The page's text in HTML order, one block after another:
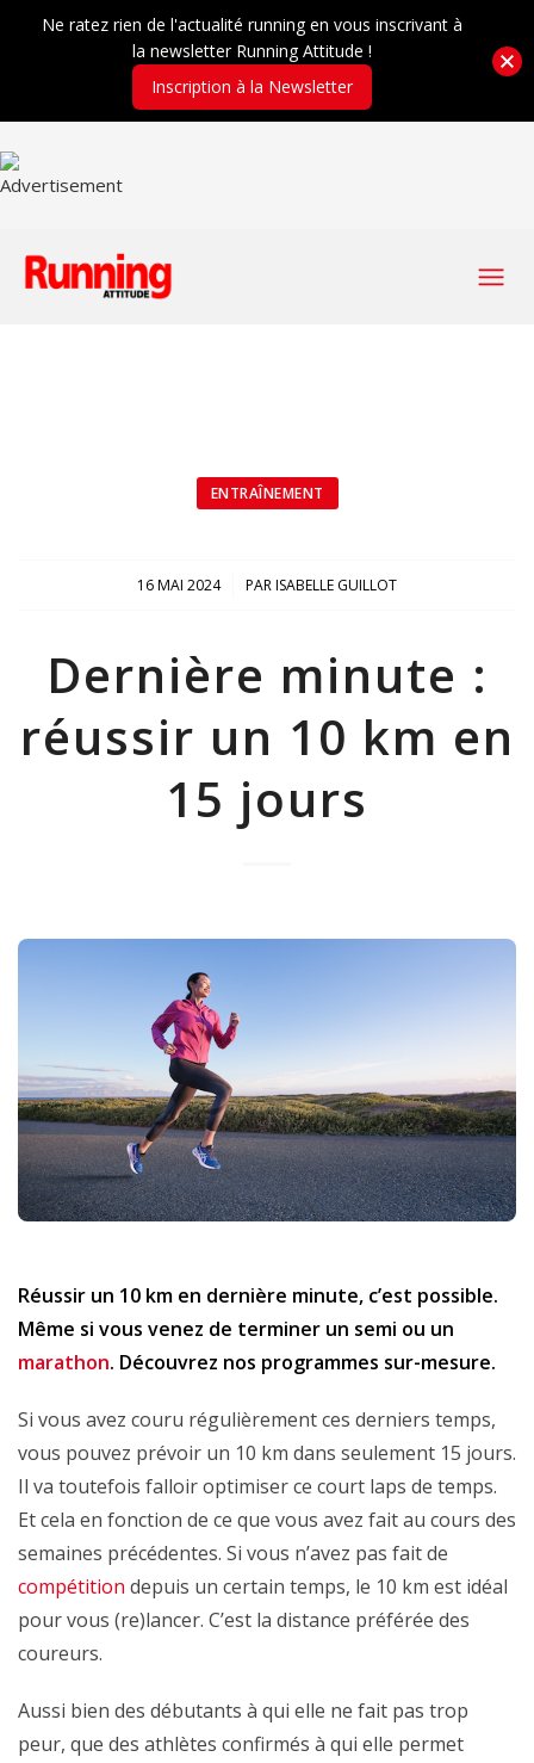
ENTRAÎNEMENT
16 MAI 2024
/ PARISABELLE GUILLOT
Dernière minute :
réussir un 10 km en
15 jours
Réussir un 10 km en dernière minute, c’est possible.
Même si vous venez de terminer un semi ou un
marathon. Découvrez nos programmes sur-mesure.
Si vous avez couru régulièrement ces derniers temps,
vous pouvez prévoir un 10 km dans seulement 15 jours.
Il va toutefois falloir optimiser ce court laps de temps.
Et cela en fonction de ce que vous avez fait au cours des
semaines précédentes. Si vous n’avez pas fait de
compétition depuis un certain temps, le 10 km est idéal
pour vous (re)lancer. C’est la distance préférée des
coureurs.
Aussi bien des débutants à qui elle ne fait pas trop
peur, que des athlètes confirmés à qui elle permet
Ne ratez rien de l'actualité running en vous inscrivant à
la newsletter Running Attitude !
Inscription à la Newsletter